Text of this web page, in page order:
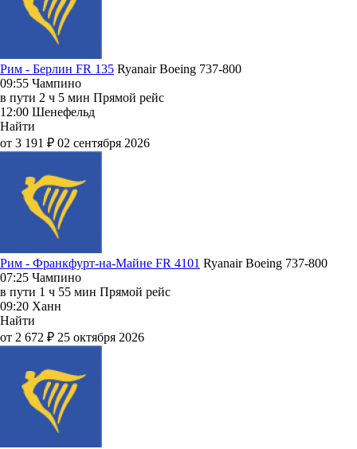
Рим - Берлин FR 135 RyanairBoeing 737-800
09:55 Чампино
в пути 2 ч 5 мин Прямой рейс
12:00 Шенефельд
Найти
от 3 191 ₽ 02 сентября 2026
Рим - Франкфурт-на-Майне FR 4101 RyanairBoeing 737-800
07:25 Чампино
в пути 1 ч 55 мин Прямой рейс
09:20 Ханн
Найти
от 2 672 ₽ 25 октября 2026